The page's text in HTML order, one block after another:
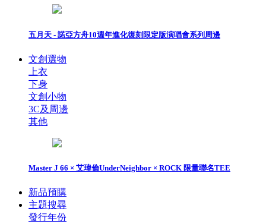
五月天 - 諾亞方舟10週年進化復刻限定版演唱會系列周邊
文創選物
上衣
下身
文創小物
3C及周邊
其他
Master J 66 × 艾瑋倫UnderNeighbor × ROCK 限量聯名TEE
新品預購
主題搜尋
發行年份